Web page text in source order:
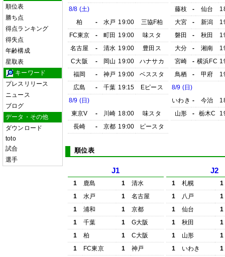
順位表
勝ち点
得点ランキング
得失点
年齢構成
星取表
キーワード
プレスリリース
ニュース
ブログ
データ・その他
ダウンロード
toto
試合
選手
8/8 (土)
柏
- 水戸 19:00
三協F柏
FC東京
- 町田 19:00
味スタ
名古屋
- 清水 19:00
豊田ス
C大阪
- 岡山 19:00
ハナサカ
福岡
- 神戸 19:00
ベススタ
広島
- 千葉 19:15
Eピース
8/9 (日)
東京V
- 川崎 18:00
味スタ
長崎
- 京都 19:00 ピースタ
藤枝
- 仙台
大宮
- 新潟
磐田
- 秋田
大分
- 湘南
宮崎
- 横浜FC
鳥栖
- 甲府
8/9 (日)
いわき - 今治
山形
- 栃木C
順位表
J1
1 鹿島 1
清水
1
水戸 1
名古屋
1
浦和 1
京都
1
千葉 1
G大阪
1
柏 1
C大阪
1
FC東京 1
神戸
J2
1 札幌
1
1
八戸
1
1
仙台
1
1
秋田
1
1
山形
1
1
いわき
1